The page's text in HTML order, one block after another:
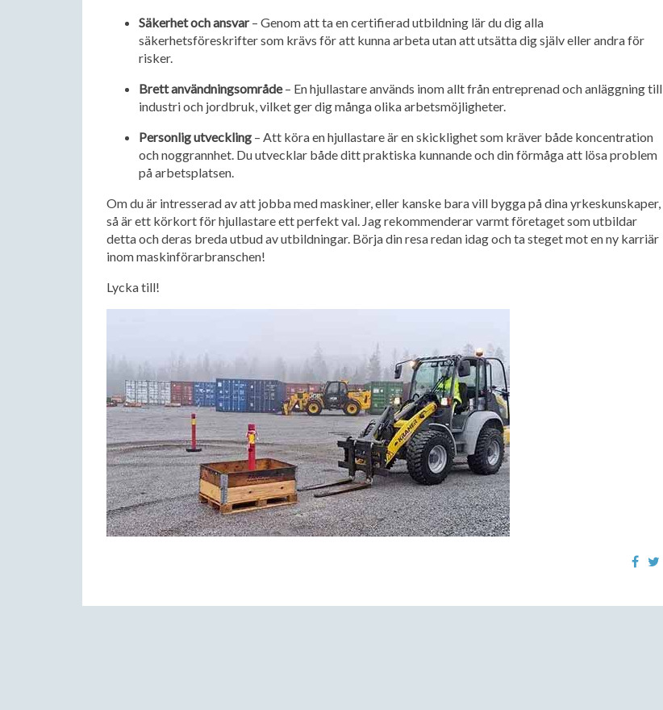
Säkerhet och ansvar– Genom att ta en certifierad utbildning lär du dig alla
säkerhetsföreskrifter som krävs för att kunna arbeta utan att utsätta dig själv eller andra för
risker.
Brett användningsområde– En hjullastare används inom allt från entreprenad och anläggning till
industri och jordbruk, vilket ger dig många olika arbetsmöjligheter.
Personlig utveckling – Att köra en hjullastare är en skicklighet som kräver både koncentration
och noggrannhet. Du utvecklar både ditt praktiska kunnande och din förmåga att lösa problem
på arbetsplatsen.
Om du är intresserad av att jobba med maskiner, eller kanske bara vill bygga på dina yrkeskunskaper,
så är ett körkort för hjullastare ett perfekt val. Jag rekommenderar varmt företaget som utbildar
detta och deras breda utbud av utbildningar. Börja din resa redan idag och ta steget mot en ny karriär
inom maskinförarbranschen!
Lycka till!